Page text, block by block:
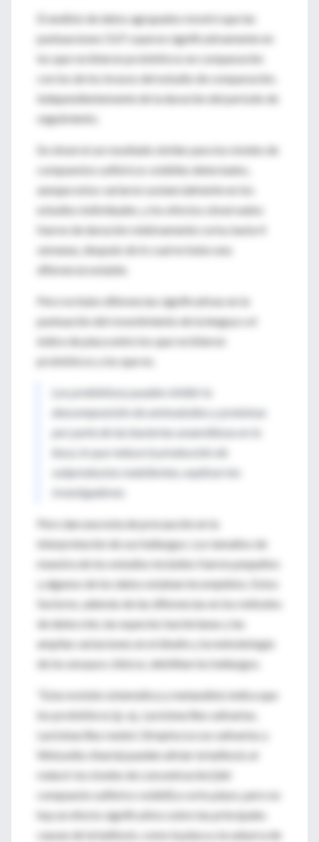
El análisis de datos agrupados mostró que las
puntuaciones OLP cayeron significativamente en
los que recibieron probióticos en comparación
con los de los brazos del estudio de comparación,
independientemente de la duración del período de
seguimiento.
Se observó un resultado similar para los niveles de
compuestos sulfúricos volátiles detectados,
aunque estos variaron sustancialmente en los
estudios individuales, y los efectos observados
fueron de duración relativamente corta, hasta 4
semanas, después de lo cual no hubo una
diferencia notable.
Pero no hubo diferencias significativas en la
puntuación del revestimiento de la lengua o el
índice de placa entre los que recibieron
probióticos y los que no.
Los probióticos pueden inhibir la
descomposición de aminoácidos y proteínas
por parte de las bacterias anaeróbicas en la
boca, lo que reduce la producción de
subproductos malolientes, explican los
investigadores.
Pero dan una nota de precaución en la
interpretación de sus hallazgos. Los tamaños de
muestra de los estudios incluidos fueron pequeños
y algunos de los datos estaban incompletos. Estos
factores, además de las diferencias en los métodos
de detección, las especies bacterianas y las
amplias variaciones en el diseño y la metodología
de los ensayos clínicos, debilitan los hallazgos.
“Esta revisión sistemática y metanálisis indica que
los probióticos (p. ej., Lactobacillus salivarius,
Lactobacillus reuteri, Streptococcus salivarius y
Weissella cibaria) pueden aliviar la halitosis al
reducir los niveles de concentración [del
compuesto sulfúrico volátil] a corto plazo, pero no
hay un efecto significativo sobre las principales
causas de la halitosis, como la placa y la saburra de